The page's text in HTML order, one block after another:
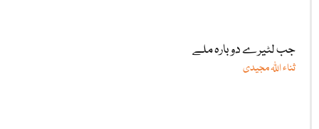
جب لٹیرے دوبارہ ملے
ثناء اللّٰہ مجیدی